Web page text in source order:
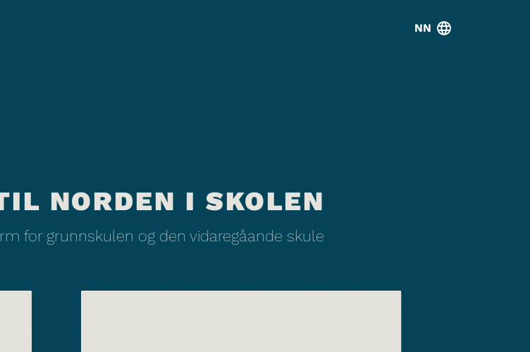
NN
NORDEN I SKOLEN
for grunnskulen og den vidaregåande skule